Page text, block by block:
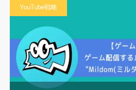
YouTube戦略